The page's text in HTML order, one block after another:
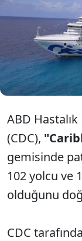
ABD
(CDC),
gemisinde
102 yolcu ve
olduğunu
CDC